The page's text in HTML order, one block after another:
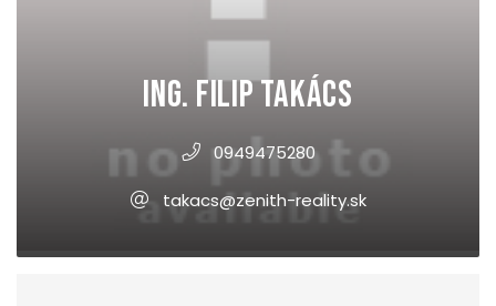
Ing. Filip Takács
0949475280
takacs@zenith-reality.sk